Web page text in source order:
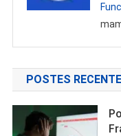
POSTES